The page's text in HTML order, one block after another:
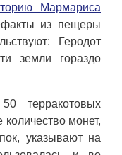
Мармариса
из пещеры
Геродот
земли гораздо
терракотовых
монет,
указывают на